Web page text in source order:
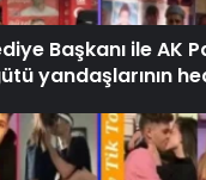
Başkanı ile AK
yandaşlarının